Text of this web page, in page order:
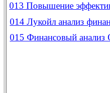
013 Повышение
014 Лукойл анализ
015 Финансовый анализ